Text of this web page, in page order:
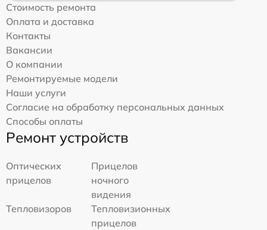
Стоимость ремонта
Оплата и доставка
Контакты
Вакансии
О компании
Ремонтируемые модели
Наши услуги
Согласие на обработку персональных данных
Способы оплаты
Ремонт устройств
Оптических
прицелов
Прицелов
ночного
видения
Тепловизоров
Тепловизионных
прицелов